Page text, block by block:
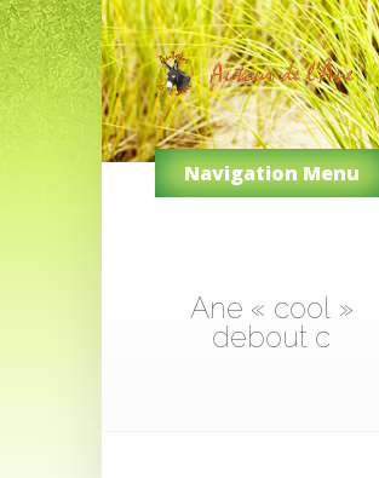
Navigation Menu
Ane « cool »
debout c